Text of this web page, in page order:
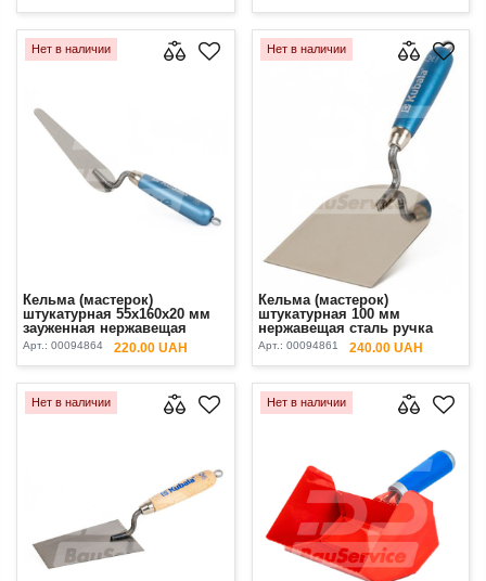
Нет в наличии
Кельма (мастерок)
штукатурная 55х160х20 мм
зауженная нержавещая
сталь ручка буковая синяя
Kubala
Арт.: 00094864 220.00 UAH
Нет в наличии
Кельма (мастерок)
штукатурная 100 мм
нержавещая сталь ручка
буковая Kubala
Арт.: 00094861 240.00 UAH
Нет в наличии Нет в наличии